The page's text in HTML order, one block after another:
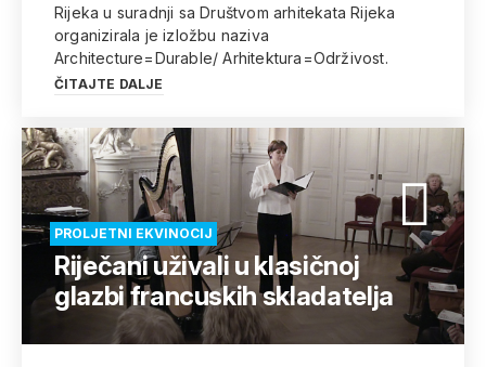
Rijeka u suradnji sa Društvom arhitekata Rijeka
organizirala je izložbu naziva
Architecture=Durable/ Arhitektura=Održivost.
ČITAJTE DALJE
PROLJETNI EKVINOCIJ
Riječani uživali u klasičnoj
glazbi francuskih skladatelja